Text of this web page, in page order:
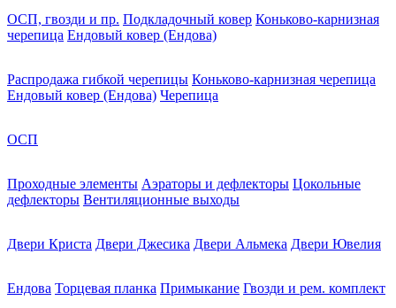
ОСП, гвозди и пр. Подкладочный ковер Коньково-карнизная
черепица Ендовый ковер (Ендова)
Распродажа гибкой черепицы Коньково-карнизная черепица
Ендовый ковер (Ендова) Черепица
ОСП
Проходные элементы Аэраторы и дефлекторы Цокольные
дефлекторы Вентиляционные выходы
Двери Криста Двери Джесика Двери Альмека Двери Ювелия
Ендова Торцевая планка Примыкание Гвозди и рем. комплект